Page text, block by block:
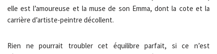
elle est l’amoureuse et la muse de son Emma, dont la cote et la
carrière d’artiste-peintre décollent.
Rien ne pourrait troubler cet équilibre parfait, si ce n’est